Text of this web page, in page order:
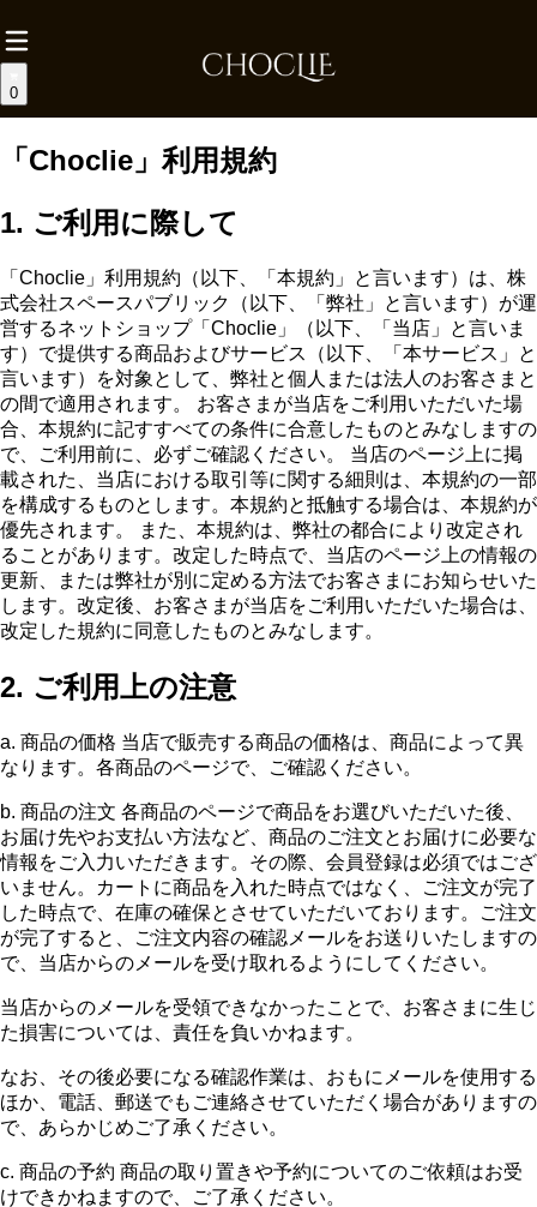
0
「Choclie」利用規約
1. ご利用に際して
「Choclie」利用規約（以下、「本規約」と言います）は、株
式会社スペースパブリック（以下、「弊社」と言います）が運
営するネットショップ「Choclie」（以下、「当店」と言いま
す）で提供する商品およびサービス（以下、「本サービス」と
言います）を対象として、弊社と個人または法人のお客さまと
の間で適用されます。 お客さまが当店をご利用いただいた場
合、本規約に記すすべての条件に合意したものとみなしますの
で、ご利用前に、必ずご確認ください。 当店のページ上に掲
載された、当店における取引等に関する細則は、本規約の一部
を構成するものとします。本規約と抵触する場合は、本規約が
優先されます。 また、本規約は、弊社の都合により改定され
ることがあります。改定した時点で、当店のページ上の情報の
更新、または弊社が別に定める方法でお客さまにお知らせいた
します。改定後、お客さまが当店をご利用いただいた場合は、
改定した規約に同意したものとみなします。
2. ご利用上の注意
a. 商品の価格 当店で販売する商品の価格は、商品によって異
なります。各商品のページで、ご確認ください。
b. 商品の注文 各商品のページで商品をお選びいただいた後、
お届け先やお支払い方法など、商品のご注文とお届けに必要な
情報をご入力いただきます。その際、会員登録は必須ではござ
いません。カートに商品を入れた時点ではなく、ご注文が完了
した時点で、在庫の確保とさせていただいております。ご注文
が完了すると、ご注文内容の確認メールをお送りいたしますの
で、当店からのメールを受け取れるようにしてください。
当店からのメールを受領できなかったことで、お客さまに生じ
た損害については、責任を負いかねます。
なお、その後必要になる確認作業は、おもにメールを使用する
ほか、電話、郵送でもご連絡させていただく場合がありますの
で、あらかじめご了承ください。
c. 商品の予約 商品の取り置きや予約についてのご依頼はお受
けできかねますので、ご了承ください。